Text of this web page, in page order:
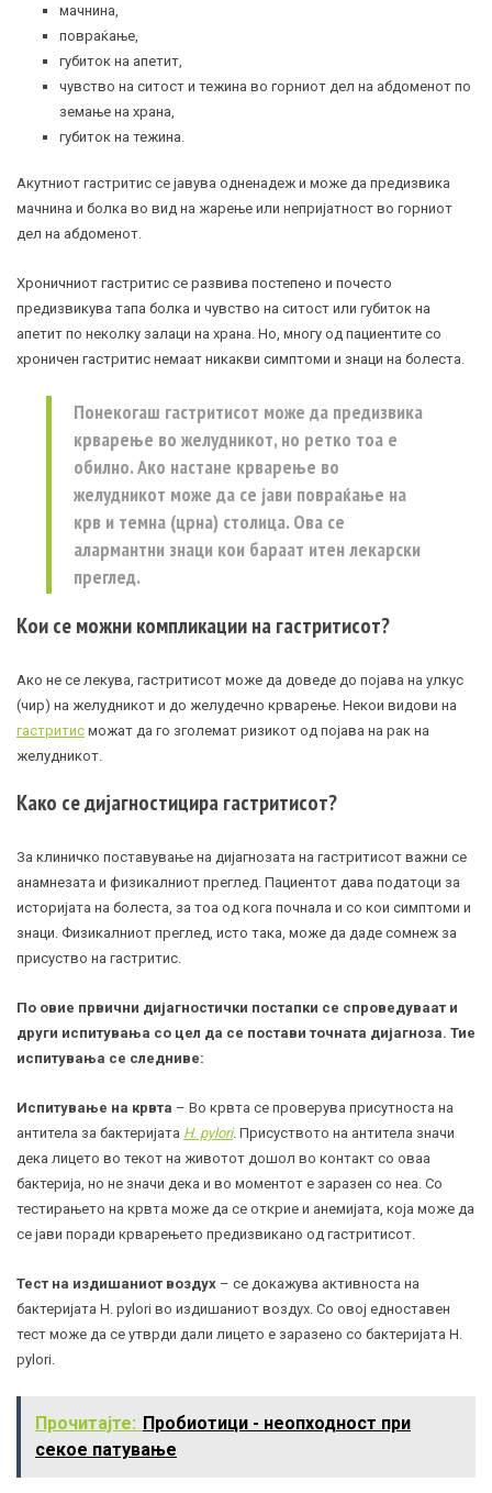
мачнина,
повраќање,
губиток на апетит,
чувство на ситост и тежина во горниот дел на абдоменот по
земање на храна,
губиток на тежина.
Акутниот гастритис се јавува одненадеж и може да предизвика
мачнина и болка во вид на жарење или непријатност во горниот
дел на абдоменот.
Хроничниот гастритис се развива постепено и почесто
предизвикува тапа болка и чувство на ситост или губиток на
апетит по неколку залаци на храна. Но, многу од пациентите со
хроничен гастритис немаат никакви симптоми и знаци на болеста.
Понекогаш гастритисот може да предизвика
крварење во желудникот, но ретко тоа е
обилно. Ако настане крварење во
желудникот може да се јави повраќање на
крв и темна (црна) столица. Ова се
алармантни знаци кои бараат итен лекарски
преглед.
Кои се можни компликации на гастритисот?
Ако не се лекува, гастритисот може да доведе до појава на улкус
(чир) на желудникот и до желудечно крварење. Некои видови на
гастритис можат да го зголемат ризикот од појава на рак на
желудникот.
Како се дијагностицира гастритисот?
За клиничко поставување на дијагнозата на гастритисот важни се
анамнезата и физикалниот преглед. Пациентот дава податоци за
историјата на болеста, за тоа од кога почнала и со кои симптоми и
знаци. Физикалниот преглед, исто така, може да даде сомнеж за
присуство на гастритис.
По овие првични дијагностички постапки се спроведуваат и
други испитувања со цел да се постави точната дијагноза. Тие
испитувања се следниве:
Испитување на крвта – Во крвта се проверува присутноста на
антитела за бактеријата H. pylori. Присуството на антитела значи
дека лицето во текот на животот дошол во контакт со оваа
бактерија, но не значи дека и во моментот е заразен со неа. Со
тестирањето на крвта може да се открие и анемијата, која може да
се јави поради крварењето предизвикано од гастритисот.
Тест на издишаниот воздух – се докажува активноста на
бактеријата H. pylori во издишаниот воздух. Со овој едноставен
тест може да се утврди дали лицето е заразено со бактеријата H.
pylori.
Прочитајте: Пробиотици - неопходност при
секое патување